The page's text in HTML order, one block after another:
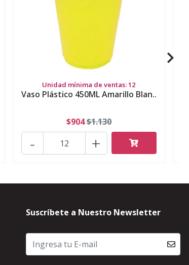
Unidad mínima de ventas: 12
Vaso Plástico 450ML Amarillo Blan..
$904$1.130
+
-
Suscríbete a Nuestro Newsletter